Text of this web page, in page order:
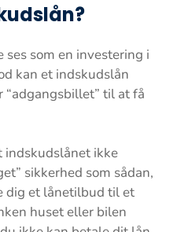
som en investering i
kan et indskudslån
“adgangsbillet” til at få
indskudslånet ikke
sikkerhed som sådan,
dig et lånetilbud til et
huset eller bilen